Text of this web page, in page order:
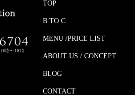
TOP
B TO C
MENU /PRICE LIST
ABOUT US / CONCEPT
BLOG
CONTACT